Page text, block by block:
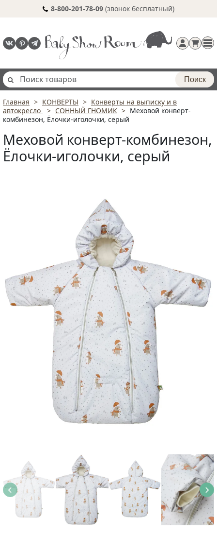
8-800-201-78-09 (звонок бесплатный)
Регистрация
Поиск
Главная КОНВЕРТЫ
Конверты на выписку и в
автокресло
СОННЫЙ ГНОМИК
Меховой конверт-
комбинезон, Ёлочки-иголочки, серый
Меховой конверт-комбинезон,
Ёлочки-иголочки, серый